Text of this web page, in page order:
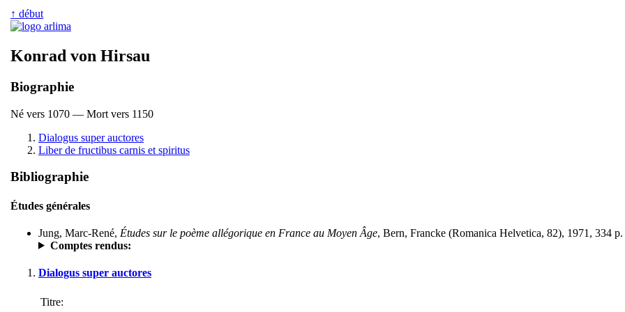
↑ début
Konrad von Hirsau
Biographie
Né vers 1070 — Mort vers 1150
Dialogus super auctores
Liber de fructibus carnis et spiritus
Bibliographie
Études générales
Jung, Marc-René, Études sur le poème allégorique en France au Moyen Âge, Bern, Francke (Romanica Helvetica, 82), 1971, 334 p.
Comptes rendus:
Dialogus super auctores
Titre: